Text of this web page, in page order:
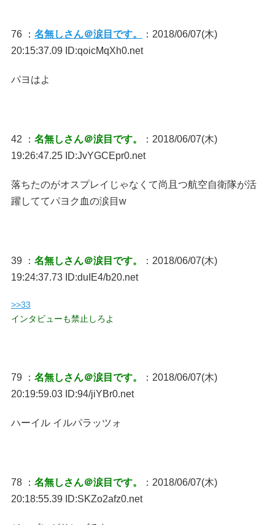
76 ： 名無しさん＠涙目です。
：2018/06/07(木)
20:15:37.09 ID:qoicMqXh0.net
パヨはよ
42 ： 名無しさん＠涙目です。
：2018/06/07(木)
19:26:47.25 ID:JvYGCEpr0.net
落ちたのがオスプレイじゃなくて尚且つ航空自衛隊が活
躍しててパヨク血の涙目w
39 ： 名無しさん＠涙目です。
：2018/06/07(木)
19:24:37.73 ID:duIE4/b20.net
>>33
インタビューも禁止しろよ
79 ： 名無しさん＠涙目です。
：2018/06/07(木)
20:19:59.03 ID:94/jiYBr0.net
ハーイル イルパラッツォ
78 ： 名無しさん＠涙目です。
：2018/06/07(木)
20:18:55.39 ID:SKZo2afz0.net